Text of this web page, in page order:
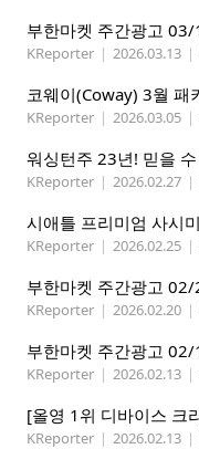
부한마켓 주간광고
KReporter | 2026.03.13 |
코웨이(Coway) 3월 패
KReporter | 2026.03.05 |
워싱턴주 23년! 믿을
KReporter | 2026.02.27 |
KReporter | 2026.02.25 |
부한마켓 주간광고
KReporter | 2026.02.20 |
부한마켓 주간광고
KReporter | 2026.02.13 |
KReporter | 2026.02.13 |